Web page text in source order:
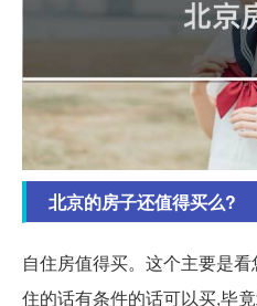
北京的房子还值得买么?
自住房值得买。这个主要是
住的话有条件的话可以买,毕